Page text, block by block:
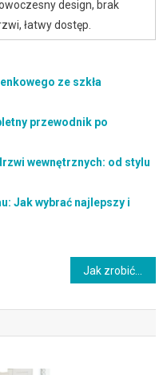
design, brak
łatwy dostęp.
ze szkła
przewodnik po
wewnętrznych: od stylu
Jak wybrać najlepszy i
Jak zrobić własne lustro, aby poprawić swój wygląd